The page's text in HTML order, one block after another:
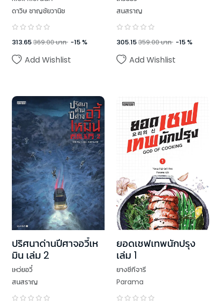
ดาวิษ ชาญชัยวานิช
313.65369.00บาท -15 %
Add Wishlist
สนสราญ
305.15359.00บาท -15 %
Add Wishlist
ปริศนาด่านปีศาจอวี้เห
มิน เล่ม 2
เหว่ยอวี๋
สนสราญ
ยอดเชฟเทพนักปรุง
เล่ม 1
ยางชีกีจารี
Parama